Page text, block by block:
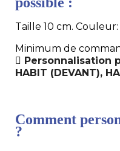
Taille 10 cm.
Minimum de
Personnalisation
HABIT (DEVANT),
Comment
?